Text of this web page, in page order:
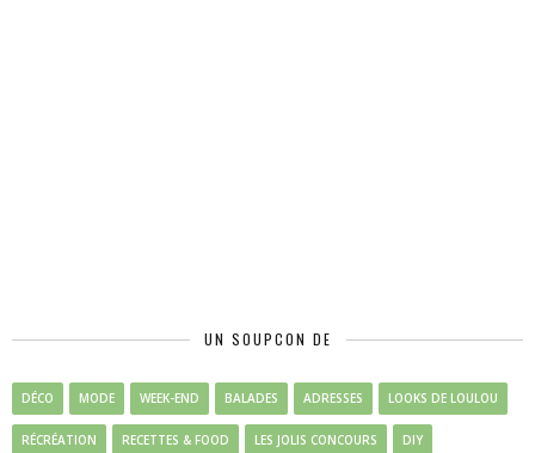
UN SOUPCON DE
DÉCO MODE WEEK-END BALADES ADRESSES LOOKS DE LOULOU
RÉCRÉATION RECETTES & FOOD LES JOLIS CONCOURS DIY